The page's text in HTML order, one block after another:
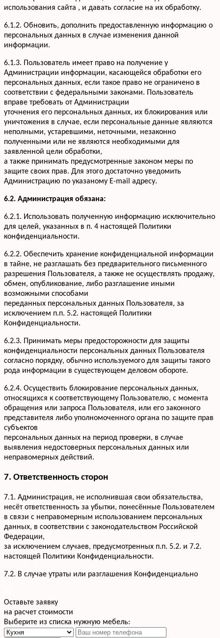
использования сайта , и давать согласие на их обработку.
6.1.2. Обновить, дополнить предоставленную информацию о
персональных данных в случае изменения данной
информации.
6.1.3. Пользователь имеет право на получение у
Администрации информации, касающейся обработки его
персональных данных, если такое право не ограничено в
соответствии с федеральными законами. Пользователь
вправе требовать от Администрации
уточнения его персональных данных, их блокирования или
уничтожения в случае, если персональные данные являются
неполными, устаревшими, неточными, незаконно
полученными или не являются необходимыми для
заявленной цели обработки,
а также принимать предусмотренные законом меры по
защите своих прав. Для этого достаточно уведомить
Администрацию по указаному E-mail адресу.
6.2. Администрация обязана:
6.2.1. Использовать полученную информацию исключительно
для целей, указанных в п. 4 настоящей Политики
конфиденциальности.
6.2.2. Обеспечить хранение конфиденциальной информации
в тайне, не разглашать без предварительного письменного
разрешения Пользователя, а также не осуществлять продажу,
обмен, опубликование, либо разглашение иными
возможными способами
переданных персональных данных Пользователя, за
исключением п.п. 5.2. настоящей Политики
Конфиденциальности.
6.2.3. Принимать меры предосторожности для защиты
конфиденциальности персональных данных Пользователя
согласно порядку, обычно используемого для защиты такого
рода информации в существующем деловом обороте.
6.2.4. Осуществить блокирование персональных данных,
относящихся к соответствующему Пользователю, с момента
обращения или запроса Пользователя, или его законного
представителя либо уполномоченного органа по защите прав
субъектов
персональных данных на период проверки, в случае
выявления недостоверных персональных данных или
неправомерных действий.
7. Ответственность сторон
7.1. Администрация, не исполнившая свои обязательства,
несёт ответственность за убытки, понесённые Пользователем
в связи с неправомерным использованием персональных
данных, в соответствии с законодательством Российской
Федерации,
за исключением случаев, предусмотренных п.п. 5.2. и 7.2.
настоящей Политики Конфиденциальности.
7.2. В случае утраты или разглашения Конфиденциально
Оставьте заявку
на расчет стоимости
Выберите из списка нужную мебель: